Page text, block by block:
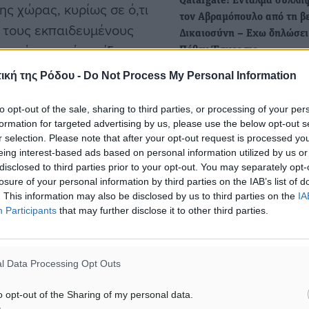
της Ρόδου - Do Not Process My Personal Information
opt-out of the sale, sharing to third parties, or processing of your
for targeted advertising by us, please use the below opt-out
selection. Please note that after your opt-out request is processed
interest-based ads based on personal information utilized by us
to third parties prior to your opt-out. You may separately
of your personal information by third parties on the IAB’s list of
This information may also be disclosed by us to third parties on the
Participants that may further disclose it to other third parties.
Data Processing Opt Outs
opt-out of the Sharing of my personal data.
χώρας, κυρίως σε ό,τι
εκπαιδευμένους
μάχες υπό αντίξοες
έργο τους, ο κ.
εξοπλισμού αλλά και
ΛΣ. «Θα προχωρήσουμε
Σώματος, την
από δορυφόρους
τους άντρες και τις
από την προηγούμενη
αρμόδια για τα
να ζητήσουμε
θα γίνει- σημαντικές
τον Αβραμόπουλο από τη
Δικαιοσύνη – Eχω
Πόθεν Έσχες τις…
Την άρση ασυλίας του
πρώην Επίτροπος να δώσει
εξηγήσεις στη…
Ποια ξένα ιδρύματα
επανακατέθεσαν φακέλους
δημιουργία μη κρατικών
Πανεπιστημίων στην
εξωτερικού που
φακέλους στην Εθνική
Ανώτατης…